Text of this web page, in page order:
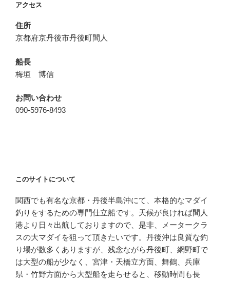
ン
アクセス
住所
京都府京丹後市丹後町間人
船長
梅垣 博信
お問い合わせ
090-5976-8493
このサイトについて
関西でも有名な京都・丹後半島沖にて、本格的なマダイ
釣りをするための専門仕立船です。天候が良ければ間人
港より日々出航しておりますので、是非、メータークラ
スの大マダイを狙って頂きたいです。丹後沖は良質な釣
り場が数多くありますが、残念ながら丹後町、網野町で
は大型の船が少なく、宮津・天橋立方面、舞鶴、兵庫
県・竹野方面から大型船を走らせると、移動時間も長